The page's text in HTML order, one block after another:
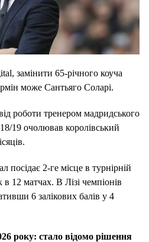
замінити 65-річного коуча
може Сантьяго Соларі.
роботи тренером мадридського
19 очолював королівський
посідає 2-ге місце в турнірній
12 матчах. В Лізі чемпіонів
6 залікових балів у 4
року: стало відомо рішення